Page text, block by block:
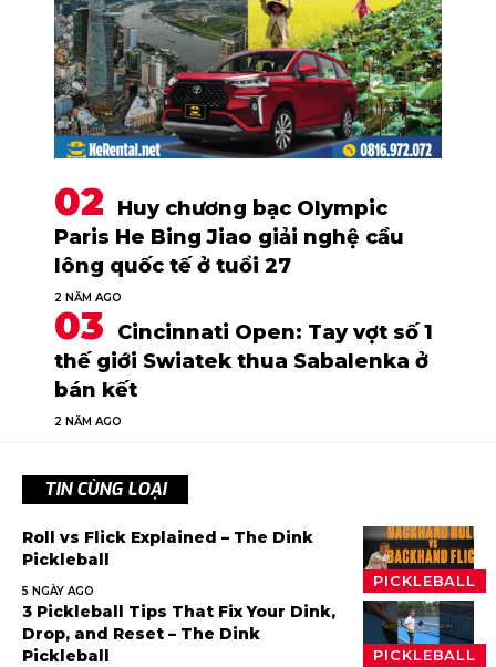
Huy chương bạc Olympic
Paris He Bing Jiao giải nghệ cầu
lông quốc tế ở tuổi 27
2 NĂM AGO
Cincinnati Open: Tay vợt số 1
thế giới Swiatek thua Sabalenka ở
bán kết
2 NĂM AGO
TIN CÙNG LOẠI
PICKLEBALL
Roll vs Flick Explained – The Dink
Pickleball
5 NGÀY AGO
PICKLEBALL
3 Pickleball Tips That Fix Your Dink,
Drop, and Reset – The Dink
Pickleball